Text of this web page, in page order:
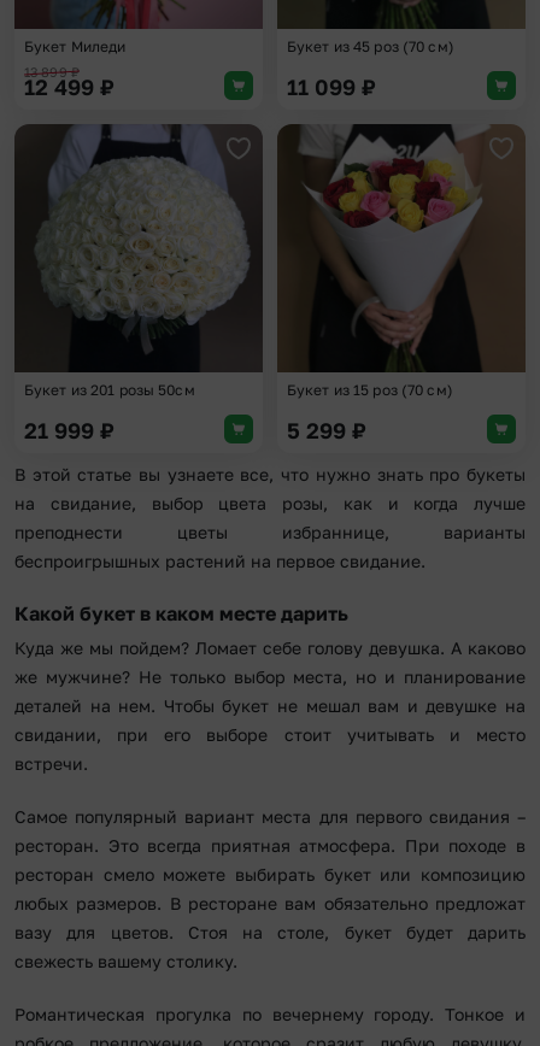
Букет Миледи
13 899₽
12 499 ₽
Букет из 45 роз (70 см)
11 099 ₽
Добавить в избранное
Букет из 201 розы 50см
21 999 ₽
Букет из 15 роз (70 см)
5 299 ₽
В этой статье вы узнаете все, что нужно знать про букеты
на свидание, выбор цвета розы, как и когда лучше
преподнести цветы избраннице, варианты
беспроигрышных растений на первое свидание.
Какой букет в каком месте дарить
Куда же мы пойдем? Ломает себе голову девушка. А каково
же мужчине? Не только выбор места, но и планирование
деталей на нем. Чтобы букет не мешал вам и девушке на
свидании, при его выборе стоит учитывать и место
встречи.
Самое популярный вариант места для первого свидания –
ресторан. Это всегда приятная атмосфера. При походе в
ресторан смело можете выбирать букет или композицию
любых размеров. В ресторане вам обязательно предложат
вазу для цветов. Стоя на столе, букет будет дарить
свежесть вашему столику.
Романтическая прогулка по вечернему городу. Тонкое и